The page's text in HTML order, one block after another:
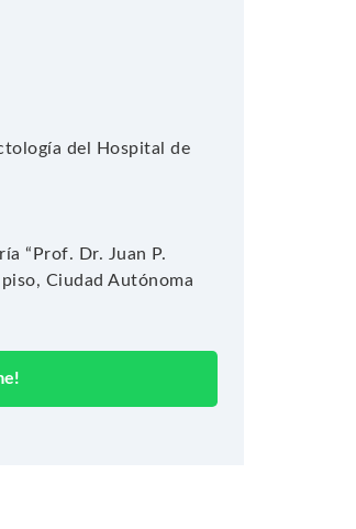
del Hospital de
“Prof. Dr. Juan P.
Ciudad Autónoma